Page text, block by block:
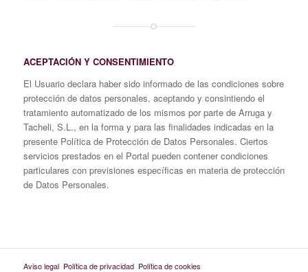
ACEPTACIÓN Y CONSENTIMIENTO
El Usuario declara haber sido informado de las condiciones sobre
protección de datos personales, aceptando y consintiendo el
tratamiento automatizado de los mismos por parte de Arruga y
Tacheli, S.L., en la forma y para las finalidades indicadas en la
presente Política de Protección de Datos Personales. Ciertos
servicios prestados en el Portal pueden contener condiciones
particulares con previsiones específicas en materia de protección
de Datos Personales.
Aviso legal Política de privacidad Política de cookies